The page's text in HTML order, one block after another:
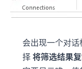
会出现一个对
择将筛选结果